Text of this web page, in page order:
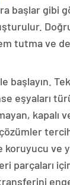
başlar gibi
tutma ve
başlayın.
eşyaları
kapalı
koruyucu ve
parçaları